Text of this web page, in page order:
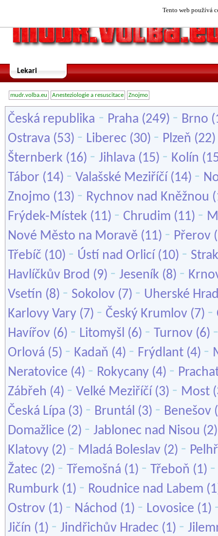
Tento web používá
Lekari
mudr.volba.eu Anesteziologie a resuscitace Znojmo
Česká republika - Praha (249) - Brno
Ostrava (53) - Liberec (30) - Plzeň (22)
Šternberk (16) - Jihlava (15) - Kolín
Tábor (14) - Valašské Meziříčí (14) -
Znojmo (13) - Rychnov nad Kněžnou
Frýdek-Místek (11) - Chrudim (11) -
Nové Město na Moravě (11) - Přerov
Třebíč (10) - Ústí nad Orlicí (10) -
Havlíčkův Brod (9) - Jeseník (8) -
Vsetín (8) - Sokolov (7) - Uherské
Karlovy Vary (7) - Český Krumlov (7) -
Havířov (6) - Litomyšl (6) - Turnov (6)
Orlová (5) - Kadaň (4) - Frýdlant (4) -
Neratovice (4) - Rokycany (4) -
Zábřeh (4) - Velké Meziříčí (3) - Most
Česká Lípa (3) - Bruntál (3) - Benešov
Domažlice (2) - Jablonec nad Nisou
Klatovy (2) - Mladá Boleslav (2) -
Žatec (2) - Třemošná (1) - Třeboň (1)
Rumburk (1) - Roudnice nad Labem
Ostrov (1) - Náchod (1) - Lovosice (1)
Jičín (1) - Jindřichův Hradec (1) -